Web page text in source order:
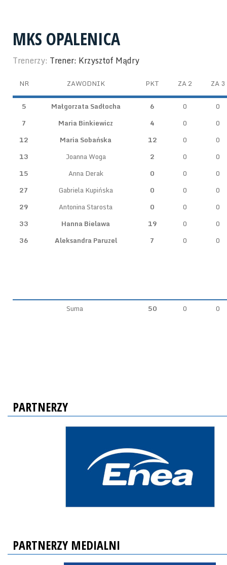
MKS OPALENICA
Trenerzy: Trener: Krzysztof Mądry
NR ZAWODNIK PKT ZA 2 ZA 3
5 Małgorzata Sadłocha 6 0
0
7
Maria Binkiewicz 4 0
0
12
Maria Sobańska 12 0
0
13
Joanna Woga 2 0
0
15
Anna Derak 0 0
0
27
Gabriela Kupińska 0 0
0
29
Antonina Starosta 0 0
0
33
Hanna Bielawa 19 0
0
36
Aleksandra Paruzel 7 0 0
Suma 50 0 0
PARTNERZY
PARTNERZY MEDIALNI